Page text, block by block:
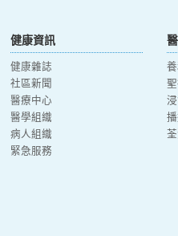
健康資訊
健康雜誌
社區新聞
醫療中心
醫學組織
病人組織
緊急服務